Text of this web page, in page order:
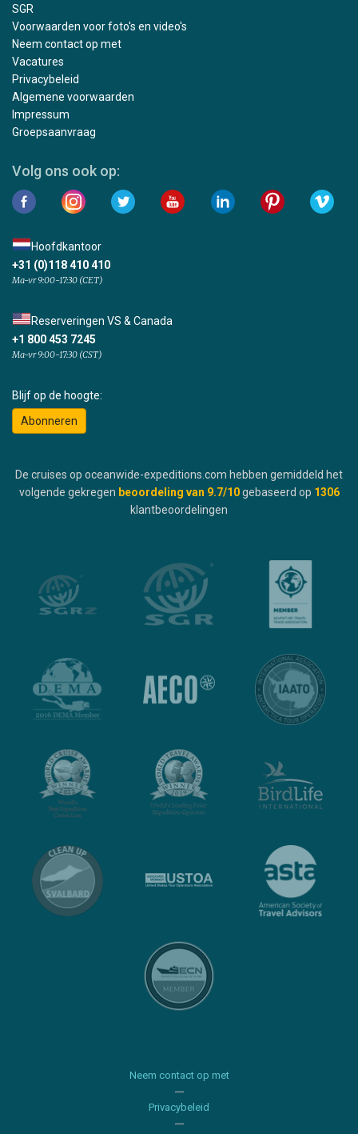
SGR
Voorwaarden voor foto's en video's
Neem contact op met
Vacatures
Privacybeleid
Algemene voorwaarden
Impressum
Groepsaanvraag
Volg ons ook op:
Hoofdkantoor
+31 (0)118 410 410
Ma-vr 9:00-17:30 (CET)
Reserveringen VS & Canada
+1 800 453 7245
Ma-vr 9:00-17:30 (CST)
Blijf op de hoogte:
Abonneren
De cruises op oceanwide-expeditions.com hebben gemiddeld het
volgende gekregen beoordeling van 9.7/10 gebaseerd op 1306
klantbeoordelingen
Neem contact op met
Privacybeleid